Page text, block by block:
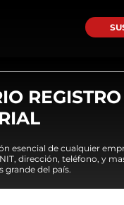
esencial de cualquier
dirección, teléfono, y
grande del país.